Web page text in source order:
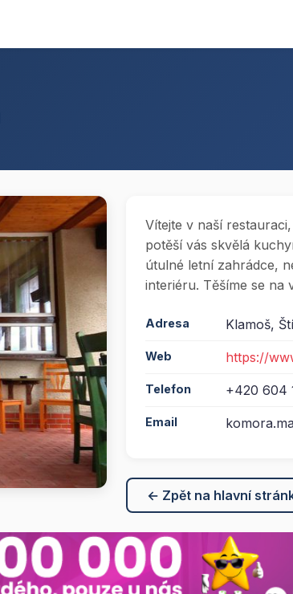
Vítejte v naší
potěší vás skvělá
útulné letní zahrádce,
interiéru. Těšíme se na
Adresa Klamoš,
Web https://
Telefon +420 604
Email
← Zpět na hlavní